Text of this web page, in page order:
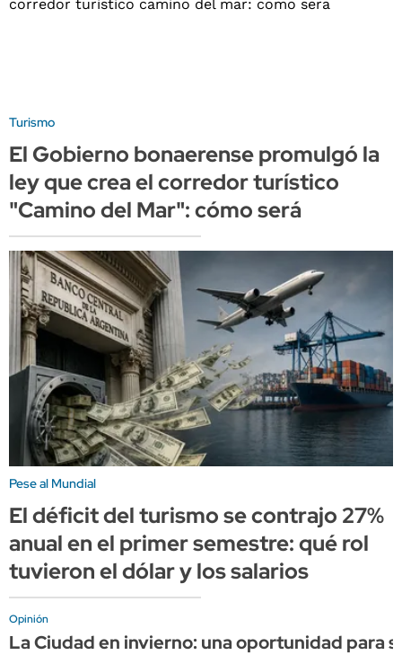
Turismo
El Gobierno bonaerense promulgó la
ley que crea el corredor turístico
"Camino del Mar": cómo será
Pese al Mundial
El déficit del turismo se contrajo 27%
anual en el primer semestre: qué rol
tuvieron el dólar y los salarios
Opinión
La Ciudad en invierno: una oportunidad para